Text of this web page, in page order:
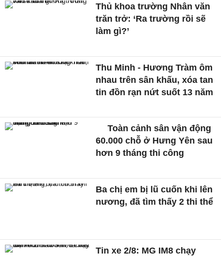
Thủ khoa trường Nhân văn
trăn trở: ‘Ra trường rồi sẽ
làm gì?’
Thu Minh - Hương Tràm ôm
nhau trên sân khấu, xóa tan
tin đồn rạn nứt suốt 13 năm
Toàn cảnh sân vận động
60.000 chỗ ở Hưng Yên sau
hơn 9 tháng thi công
Ba chị em bị lũ cuốn khi lên
nương, đã tìm thấy 2 thi thể
Tin xe 2/8: MG IM8 chạy